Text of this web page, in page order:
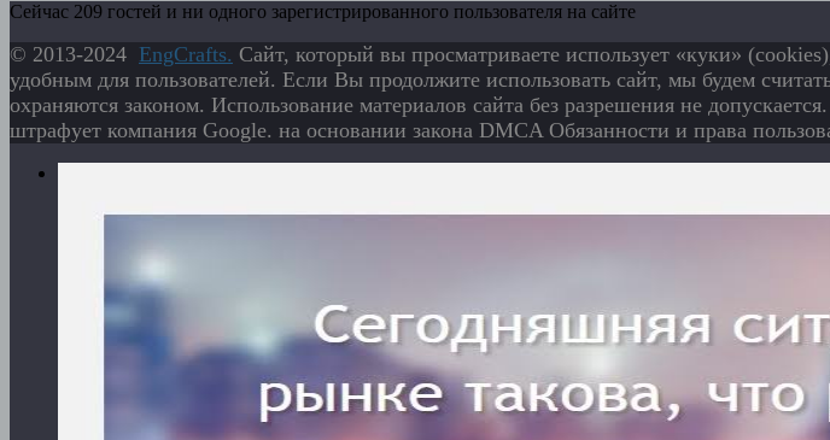
Сейчас 209 гостей и ни одного зарегистрированного пользователя на сайте
© 2013-2024 EngСrafts. Сайт, который вы просматриваете использует «куки»
удобным для пользователей. Если Вы продолжите использовать сайт, мы будем
охраняются законом. Использование материалов сайта без разрешения не
штрафует компания Google. на основании закона DMCA Обязанности и права